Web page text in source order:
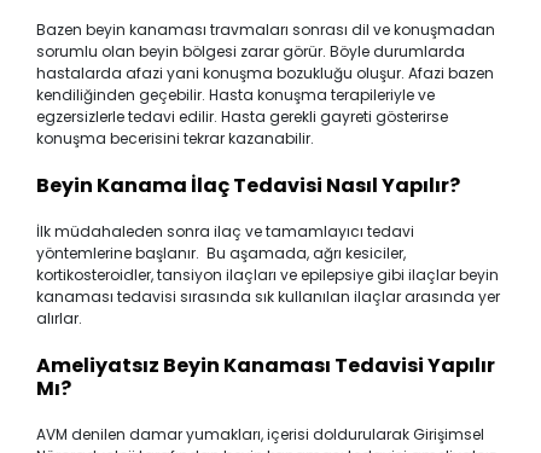
Bazen beyin kanaması travmaları sonrası dil ve konuşmadan
sorumlu olan beyin bölgesi zarar görür. Böyle durumlarda
hastalarda afazi yani konuşma bozukluğu oluşur. Afazi bazen
kendiliğinden geçebilir. Hasta konuşma terapileriyle ve
egzersizlerle tedavi edilir. Hasta gerekli gayreti gösterirse
konuşma becerisini tekrar kazanabilir.
Beyin Kanama İlaç Tedavisi Nasıl Yapılır?
İlk müdahaleden sonra ilaç ve tamamlayıcı tedavi
yöntemlerine başlanır. Bu aşamada, ağrı kesiciler,
kortikosteroidler, tansiyon ilaçları ve epilepsiye gibi ilaçlar beyin
kanaması tedavisi sırasında sık kullanılan ilaçlar arasında yer
alırlar.
Ameliyatsız Beyin Kanaması Tedavisi Yapılır
Mı?
AVM denilen damar yumakları, içerisi doldurularak Girişimsel